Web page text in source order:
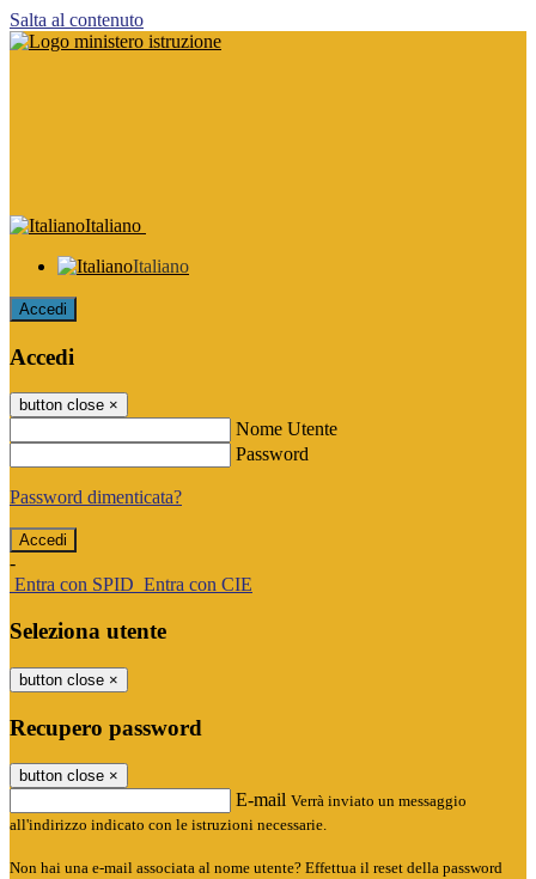
Salta al contenuto
Italiano
Italiano
Accedi
Accedi
button close ×
Nome Utente
Password
Password dimenticata?
-
Entra con SPID Entra con CIE
Seleziona utente
button close ×
Recupero password
button close ×
E-mail Verrà inviato un messaggio
all'indirizzo indicato con le istruzioni necessarie.
Non hai una e-mail associata al nome utente? Effettua il reset della password